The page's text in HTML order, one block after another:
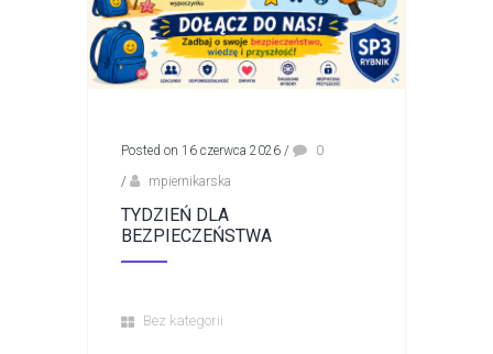
Posted on 16 czerwca 2026 /
0
/
mpiernikarska
TYDZIEŃ DLA
BEZPIECZEŃSTWA
Bez kategorii